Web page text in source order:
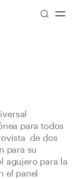
para todos
de dos
para su
agujero para la
el panel